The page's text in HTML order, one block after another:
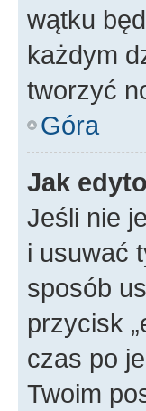
wątku
każdym
tworzyć
Góra
Jak
Jeśli nie
i usuwać
sposób
przycisk
czas po
Twoim